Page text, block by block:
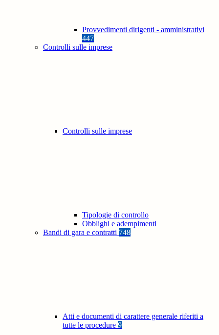
Provvedimenti dirigenti - amministrativi
447
Controlli sulle imprese
Controlli sulle imprese
Tipologie di controllo
Obblighi e adempimenti
Bandi di gara e contratti 748
Atti e documenti di carattere generale riferiti a
tutte le procedure 9